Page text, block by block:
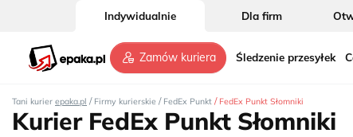
Indywidualnie Dla firm
Zamów kuriera Śledzenie przesyłek
Tani kurier epaka.pl / Firmy kurierskie / FedEx Punkt / FedEx Punkt Słomniki
Kurier FedEx Punkt Słomniki